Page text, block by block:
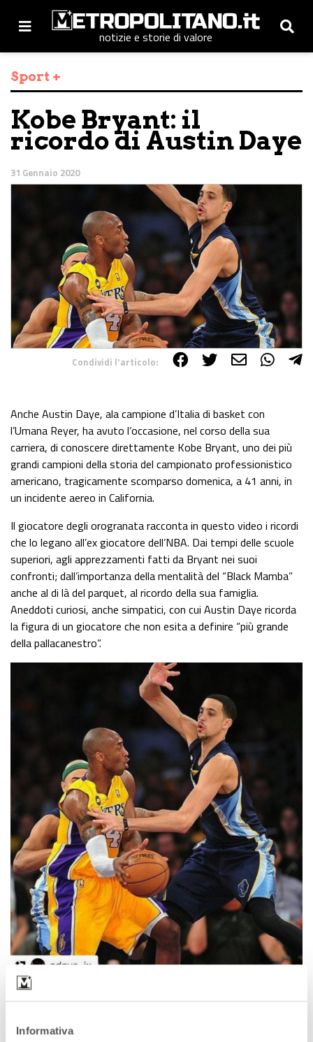
Informativa
notizie e storie di valore
Sport +
Kobe Bryant: il
ricordo di Austin Daye
31 Gennaio 2020
Condividi l'articolo:
Anche Austin Daye, ala campione d’Italia di basket con
l’Umana Reyer, ha avuto l’occasione, nel corso della sua
carriera, di conoscere direttamente Kobe Bryant, uno dei più
grandi campioni della storia del campionato professionistico
americano, tragicamente scomparso domenica, a 41 anni, in
un incidente aereo in California.
Il giocatore degli orogranata racconta in questo video i ricordi
che lo legano all’ex giocatore dell’NBA. Dai tempi delle scuole
superiori, agli apprezzamenti fatti da Bryant nei suoi
confronti; dall’importanza della mentalità del “Black Mamba”
anche al di là del parquet, al ricordo della sua famiglia.
Aneddoti curiosi, anche simpatici, con cui Austin Daye ricorda
la figura di un giocatore che non esita a definire “più grande
della pallacanestro”.
Lascia un commento +